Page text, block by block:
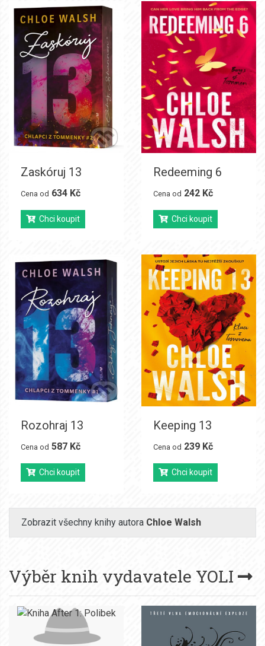
Zaskóruj 13
Cena od 634 Kč
Chci koupit
Redeeming 6
Cena od 242 Kč
Chci koupit
Rozohraj 13
Cena od 587 Kč
Chci koupit
Keeping 13
Cena od 239 Kč
Chci koupit
Zobrazit všechny knihy autora Chloe Walsh
Výběr knih vydavatele YOLI